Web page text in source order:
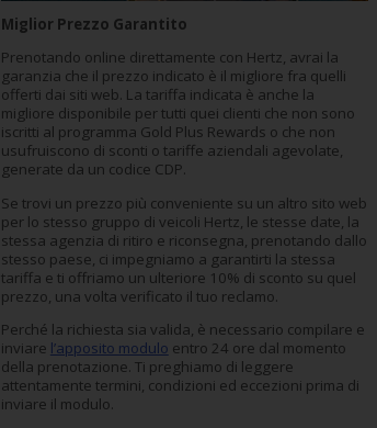
Miglior Prezzo Garantito
Prenotando online direttamente con Hertz, avrai la
garanzia che il prezzo indicato è il migliore fra quelli
offerti dai siti web. La tariffa indicata è anche la
migliore disponibile per tutti quei clienti che non sono
iscritti al programma Gold Plus Rewards o che non
usufruiscono di sconti o tariffe aziendali agevolate,
generate da un codice CDP.
Se trovi un prezzo più conveniente su un altro sito web
per lo stesso gruppo di veicoli Hertz, le stesse date, la
stessa agenzia di ritiro e riconsegna, prenotando dallo
stesso paese, ci impegniamo a garantirti la stessa
tariffa e ti offriamo un ulteriore 10% di sconto su quel
prezzo, una volta verificato il tuo reclamo.
Perché la richiesta sia valida, è necessario compilare e
inviare l’apposito modulo entro 24 ore dal momento
della prenotazione. Ti preghiamo di leggere
attentamente termini, condizioni ed eccezioni prima di
inviare il modulo.